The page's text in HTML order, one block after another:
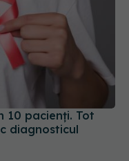
10 pacienți. Tot
diagnosticul